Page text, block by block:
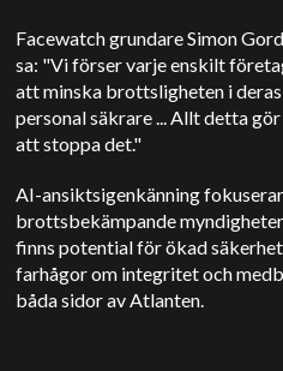
Facewatch grundare Simon
sa: "Vi förser varje enskilt
att minska brottsligheten i
personal säkrare ... Allt detta
att stoppa det."
AI-ansiktsigenkänning
brottsbekämpande
finns potential för ökad
farhågor om integritet och
båda sidor av Atlanten.